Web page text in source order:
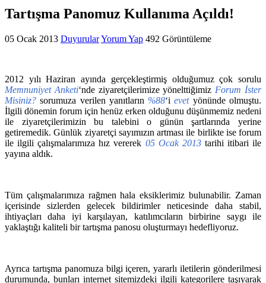
Tartışma Panomuz Kullanıma Açıldı!
05 Ocak 2013 DuyurularYorum Yap 492 Görüntüleme
2012 yılı Haziran ayında gerçekleştirmiş olduğumuz çok sorulu
Memnuniyet Anketi‘nde ziyaretçilerimize yönelttiğimiz Forum İster
Misiniz? sorumuza verilen yanıtların %88‘ievetyönünde olmuştu.
İlgili dönemin forum için henüz erken olduğunu düşünmemiz nedeni
ile ziyaretçilerimizin bu talebini o günün şartlarında yerine
getiremedik. Günlük ziyaretçi sayımızın artması ile birlikte ise forum
ile ilgili çalışmalarımıza hız vererek 05 Ocak 2013 tarihi itibari ile
yayına aldık.
Tüm çalışmalarımıza rağmen hala eksiklerimiz bulunabilir. Zaman
içerisinde sizlerden gelecek bildirimler neticesinde daha stabil,
ihtiyaçları daha iyi karşılayan, katılımcıların birbirine saygı ile
yaklaştığı kaliteli bir tartışma panosu oluşturmayı hedefliyoruz.
Ayrıca tartışma panomuza bilgi içeren, yararlı iletilerin gönderilmesi
durumunda, bunları internet sitemizdeki ilgili kategorilere taşıyarak